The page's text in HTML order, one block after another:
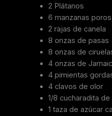
2 Plátanos
6 manzanas
2 rajas de canela
8 onzas de pasas
8 onzas de
4 onzas de
4 pimientas
4 clavos de olor
1/8 cucharadita de
1 taza de azúcar